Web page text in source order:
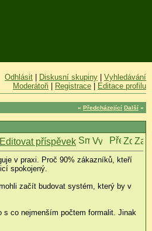
Odhlásit Diskusní skupiny
Vyhledávání
Moderátoři
Registrace Editace profilu
« Předcházející Další »
v praxi. Proč 90% zákazníků, kteří
spokojený.
začít budovat systém, který by v
s co nejmenším počtem formalit. Jinak